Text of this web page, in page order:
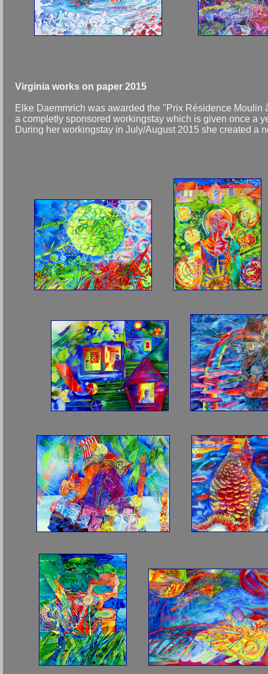
Virginia works on paper 2015
Elke Daemmrich was awarded the "Prix Résidence
a completly sponsored workingstay which is given once a
During her workingstay in July/August 2015 she created a